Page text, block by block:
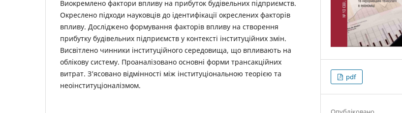
Виокремлено фактори впливу на прибуток будівельних підприємств.
Окреслено підходи науковців до ідентифікації окреслених факторів
впливу. Досліджено формування факторів впливу на створення
прибутку будівельних підприємств у контексті інституційних змін.
Висвітлено чинники інституційного середовища, що впливають на
облікову систему. Проаналізовано основні форми трансакційних
витрат. З’ясовано відмінності між інституціональною теорією та
неоінституціоналізмом.
pdf